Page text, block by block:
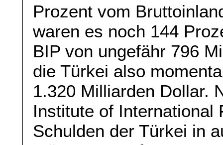
Prozent vom
waren es noch 144
BIP von ungefähr 796
die Türkei also
1.320 Milliarden Dollar.
Institute of International
Schulden der Türkei in